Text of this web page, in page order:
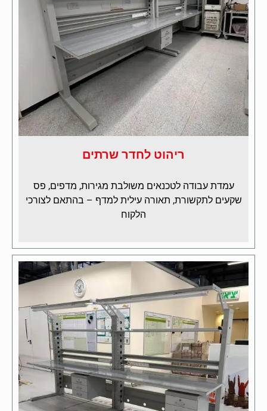
ריהוט לחדר שרתים
עמדת עבודה לטכנאים משולבת מגירות, מדפים, פס
שקעים לתקשורת, תאורה עילית למדף – בהתאם לצורכי
הלקוח